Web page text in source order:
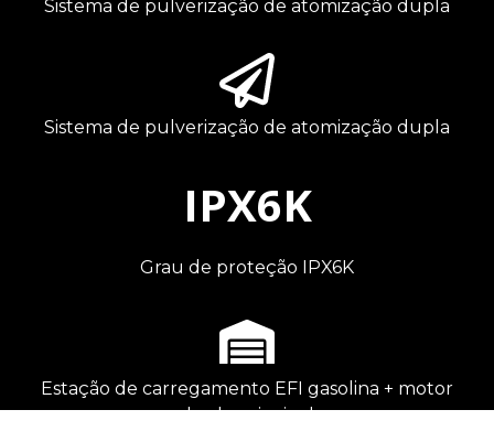
Sistema de pulverização de atomização dupla
Sistema de pulverização de atomização dupla
IPX6K
Grau de proteção IPX6K
Estação de carregamento EFI gasolina + motor
duplo principal